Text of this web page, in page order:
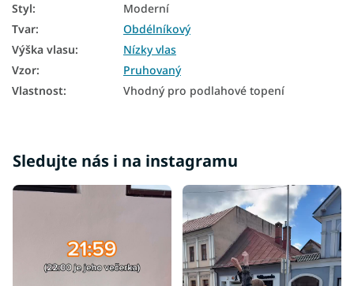
Styl:
Moderní
Tvar:
Obdélníkový
Výška vlasu:
Nízky vlas
Vzor:
Pruhovaný
Vlastnost: Vhodný pro podlahové topení
Sledujte nás i na instagramu